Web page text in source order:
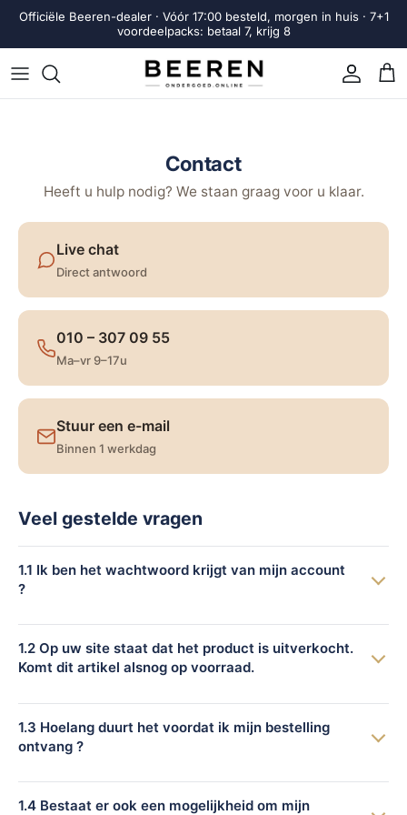
Ga naar inhoud
Officiële Beeren-dealer · Vóór 17:00 besteld, morgen in huis · 7+1
voordeelpacks: betaal 7, krijg 8
Account
Contact
Heeft u hulp nodig? We staan graag voor u klaar.
Live chat
Direct antwoord
010 – 307 09 55
Ma–vr 9–17u
Stuur een e-mail
Binnen 1 werkdag
Veel gestelde vragen
1.1 Ik ben het wachtwoord krijgt van mijn account
?
Via onze login knop, kunt u kiezen voor wachtwoordhulp.
Wanneer u uw wachtwoord niet meer weet kunnen wij een
nieuwe naar u verzenden.
1.2 Op uw site staat dat het product is uitverkocht.
Komt dit artikel alsnog op voorraad.
Wij streven er altijd naar om onze voorraad op peil te houden.
Helaas kan het soms voorkomen dat product niet meer op
voorraad is. Wij streven ernaar om het product zo snel
1.3 Hoelang duurt het voordat ik mijn bestelling
ontvang ?
Uw bestelling wordt altijd binnen 1 werkdag naar u
verzonden. Dit is wel van 2 factoren afhankelijk. Als eerst
1.4 Bestaat er ook een mogelijkheid om mijn